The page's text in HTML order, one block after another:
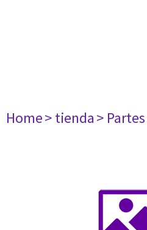
Home> tienda> Partes